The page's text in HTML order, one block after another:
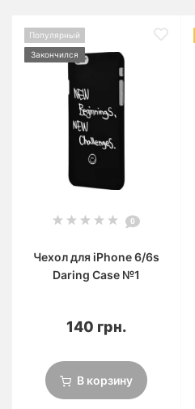
Популярный
Закончился
0
Чехол для iPhone 6/6s
Daring Case №1
140 грн.
В корзину